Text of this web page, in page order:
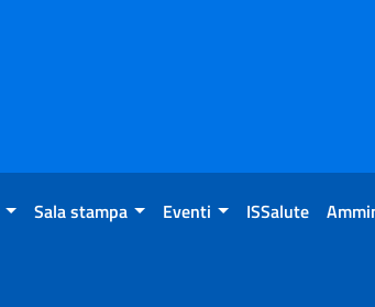
Sala stampa Eventi ISSalute